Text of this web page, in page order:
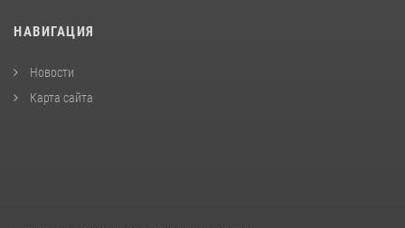
НАВИГАЦИЯ
Новости
Карта сайта